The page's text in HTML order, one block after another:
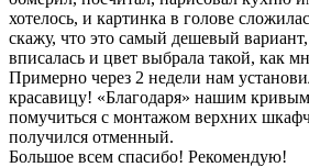
хотелось, и картинка в голове
скажу, что это самый дешевый
вписалась и цвет выбрала такой, как
Примерно через 2 недели нам
красавицу! «Благодаря» нашим
помучиться с монтажом верхних
получился отменный.
Большое всем спасибо! Рекомендую!